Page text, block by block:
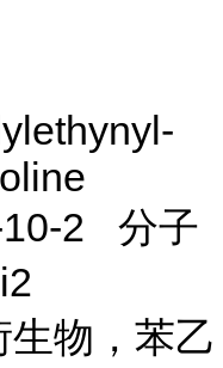
2
分子
物，苯乙